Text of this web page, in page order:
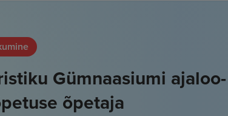
Gümnaasiumi
õpetaja